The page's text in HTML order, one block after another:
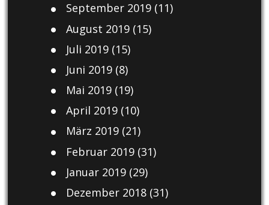
September 2019(11)
August 2019(15)
Juli 2019(15)
Juni 2019(8)
Mai 2019(19)
April 2019(10)
März 2019(21)
Februar 2019(31)
Januar 2019(29)
Dezember 2018(31)